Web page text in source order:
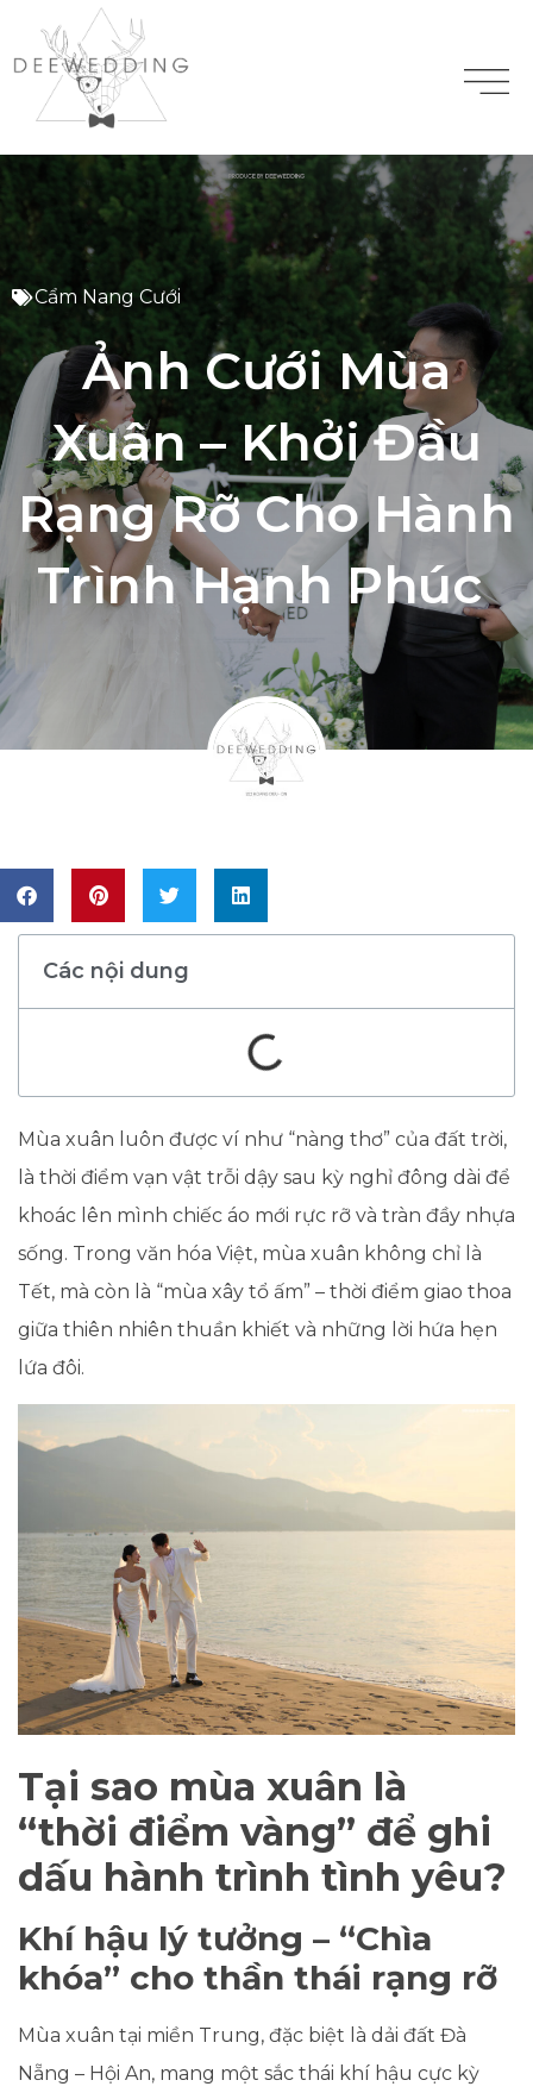
Cẩm Nang Cưới
Ảnh Cưới Mùa
Xuân – Khởi Đầu
Rạng Rỡ Cho Hành
Trình Hạnh Phúc
Các nội dung
Mùa xuân luôn được ví như “nàng thơ” của đất trời,
là thời điểm vạn vật trỗi dậy sau kỳ nghỉ đông dài để
khoác lên mình chiếc áo mới rực rỡ và tràn đầy nhựa
sống. Trong văn hóa Việt, mùa xuân không chỉ là
Tết, mà còn là “mùa xây tổ ấm” – thời điểm giao thoa
giữa thiên nhiên thuần khiết và những lời hứa hẹn
lứa đôi.
Tại sao mùa xuân là
“thời điểm vàng” để ghi
dấu hành trình tình yêu?
Khí hậu lý tưởng – “Chìa
khóa” cho thần thái rạng rỡ
Mùa xuân tại miền Trung, đặc biệt là dải đất Đà
Nẵng – Hội An, mang một sắc thái khí hậu cực kỳ